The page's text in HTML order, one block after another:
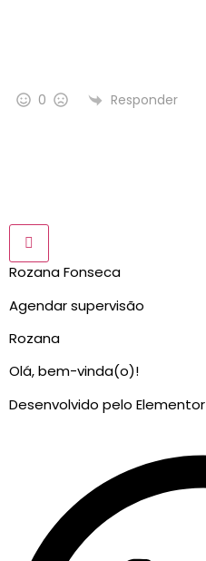
0 Responder
Rozana Fonseca
Agendar supervisão
Rozana
Olá, bem-vinda(o)!
Desenvolvido pelo Elementor